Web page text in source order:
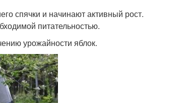
спячки и начинают активный рост.
питательностью.
урожайности яблок.